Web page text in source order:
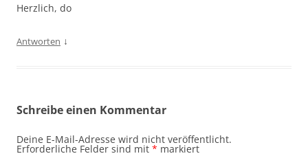
Herzlich, do
Antworten ↓
Schreibe einen Kommentar
Deine E-Mail-Adresse wird nicht veröffentlicht.
Erforderliche Felder sind mit * markiert